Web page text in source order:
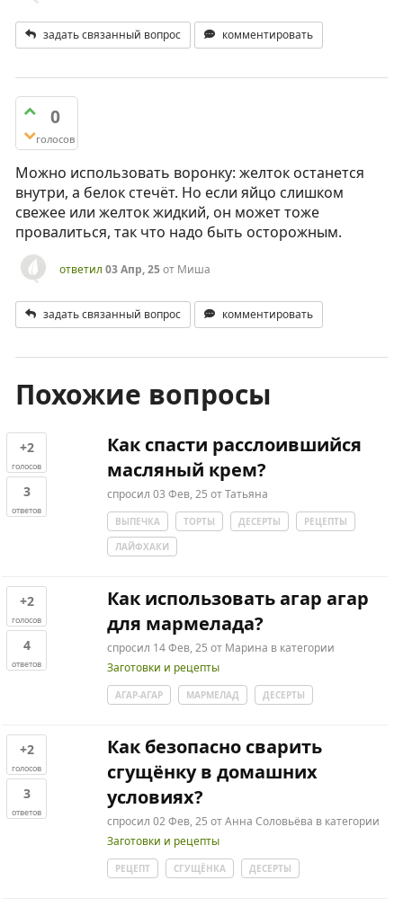
задать связанный вопрос комментировать
0
голосов
Можно использовать воронку: желток останется
внутри, а белок стечёт. Но если яйцо слишком
свежее или желток жидкий, он может тоже
провалиться, так что надо быть осторожным.
ответил 03 Апр, 25от Миша
задать связанный вопрос комментировать
Похожие вопросы
+2
голосов
3
ответов
Как спасти расслоившийся
масляный крем?
спросил 03 Фев, 25 отТатьяна
ВЫПЕЧКА ТОРТЫ ДЕСЕРТЫ
РЕЦЕПТЫ
ЛАЙФХАКИ
+2
голосов
4
ответов
Как использовать агар агар
для мармелада?
спросил 14 Фев, 25 от Марина в категории
Заготовки и рецепты
АГАР-АГАР МАРМЕЛАД ДЕСЕРТЫ
+2
голосов
3
ответов
Как безопасно сварить
сгущёнку в домашних
условиях?
спросил 02 Фев, 25 отАнна Соловьёва в категории
Заготовки и рецепты
РЕЦЕПТ СГУЩЁНКА ДЕСЕРТЫ